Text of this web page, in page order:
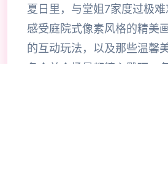
夏日里，与堂姐7家度过极难
感受庭院式像素风格的精美
的互动玩法，以及那些温馨
各个单个场景都精心雕琢，